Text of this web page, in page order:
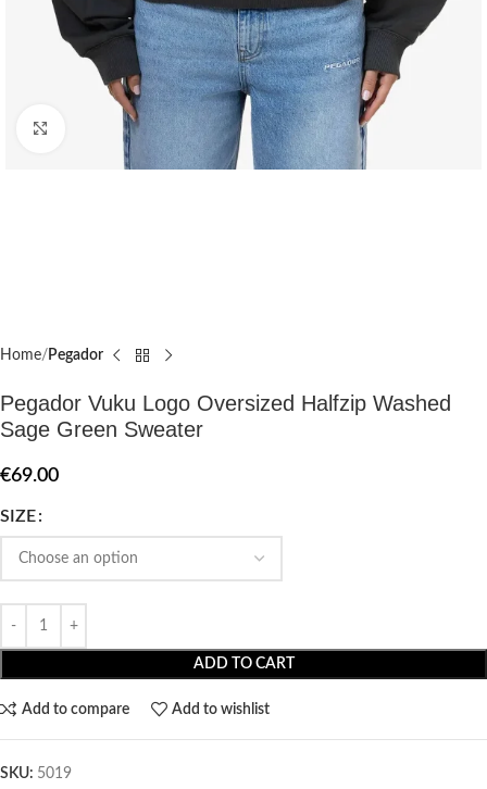
Click to enlarge
Home Pegador​
Pegador Vuku Logo Oversized Halfzip Washed
Sage Green Sweater
€69.00
SIZE
ADD TO CART
Add to compare Add to wishlist
SKU: 5019